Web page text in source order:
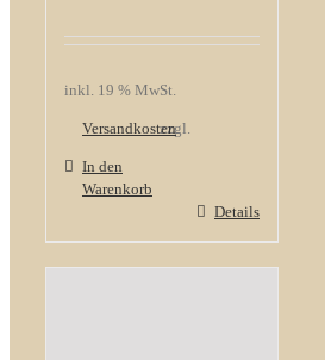
inkl. 19 % MwSt.
zzgl.
Versandkosten
In den
Warenkorb
Details